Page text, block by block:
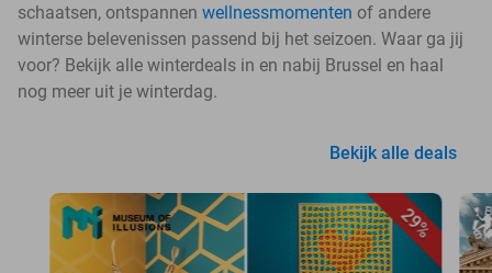
schaatsen, ontspannen wellnessmomenten of andere
winterse belevenissen passend bij het seizoen. Waar ga jij
voor? Bekijk alle winterdeals in en nabij Brussel en haal
nog meer uit je winterdag.
Bekijk alle deals
29%